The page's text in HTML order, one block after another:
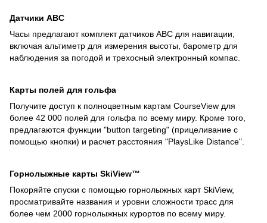
Датчики ABC
Часы предлагают комплект датчиков ABC для навигации,
включая альтиметр для измерения высоты, барометр для
наблюдения за погодой и трехосный электронный компас.
Карты полей для гольфа
Получите доступ к полноцветным картам CourseView для
более 42 000 полей для гольфа по всему миру. Кроме того,
предлагаются функции "button targeting" (прицеливание с
помощью кнопки) и расчет расстояния "PlaysLike Distance".
Горнолыжные карты SkiView™
Покоряйте спуски с помощью горнолыжных карт SkiView,
просматривайте названия и уровни сложности трасс для
более чем 2000 горнолыжных курортов по всему миру.